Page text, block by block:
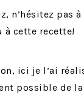
n’hésitez pas
cette recette!
ici je l’ai
possible de